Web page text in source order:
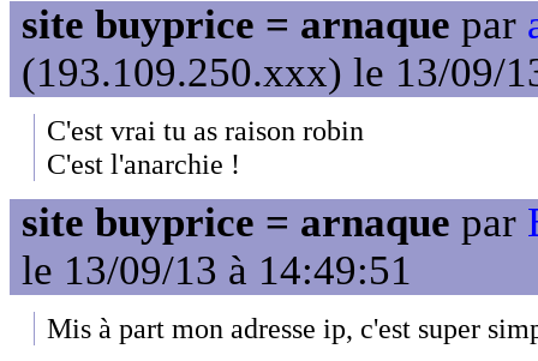
site buyprice = arnaque par
(193.109.250.xxx) le 13/09/
C'est vrai tu as raison robin
C'est l'anarchie !
site buyprice = arnaque par
le 13/09/13 à 14:49:51
Mis à part mon adresse ip, c'est super